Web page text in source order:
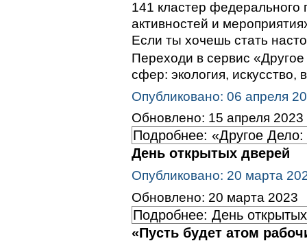
141 кластер
активностей и
Если ты хочешь стать
Переходи в сервис
сфер: экология, искусство,
Опубликовано: 06 апреля
Обновлено: 15 апреля 2023
Подробнее: «Другое
День открытых дверей
Опубликовано: 20 марта
Обновлено: 20 марта 2023
Подробнее: День
«Пусть будет атом